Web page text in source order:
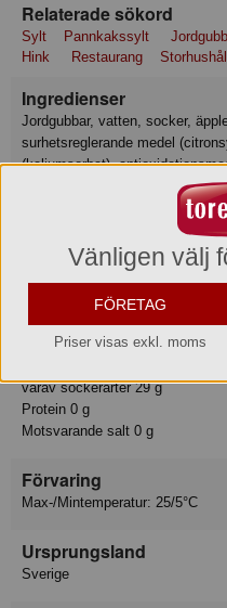
Relaterade sökord
Sylt Pannkakssylt
Hink
Restaurang Storhushåll
Ingredienser
Jordgubbar, vatten, socker, äpple, blåbär, förtjockningsmedel (pektin),
surhetsreglerande medel
(kaliumsorbat),
Tillagningsstatus: Ej tillagad
Basmängdeklaration: 100
Energi 120 kcal
Fett 0 g
varav mättat fett 0 g
varav sockerarter 29 g
Protein 0 g
Motsvarande salt 0 g
Förvaring
Max-/Mintemperatur: 25/5°C
Ursprungsland
Sverige
Vänligen välj
FÖRETAG
Priser visas exkl. moms